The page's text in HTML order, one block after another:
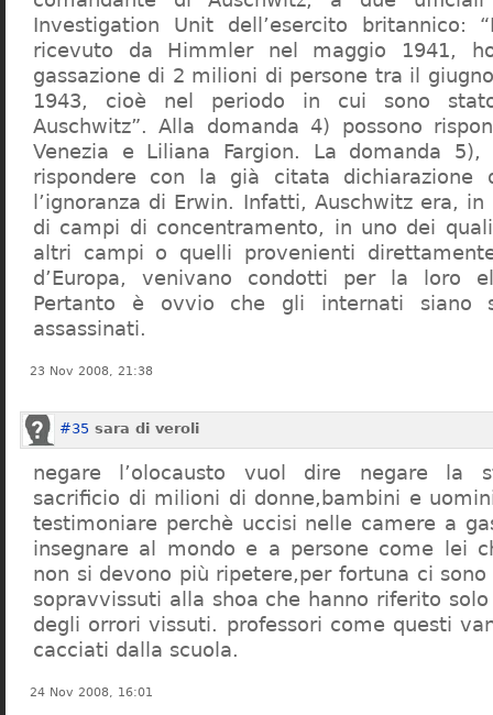
Investigation Unit dell’esercito britannico:
ricevuto da Himmler nel maggio 1941,
gassazione di 2 milioni di persone tra il
1943, cioè nel periodo in cui sono
Auschwitz”. Alla domanda 4) possono
Venezia e Liliana Fargion. La domanda
rispondere con la già citata dichiarazione
l’ignoranza di Erwin. Infatti, Auschwitz era,
di campi di concentramento, in uno dei
altri campi o quelli provenienti
d’Europa, venivano condotti per la loro
Pertanto è ovvio che gli internati siano
assassinati.
23 Nov 2008, 21:38
#35 sara di veroli
negare l’olocausto vuol dire negare la
sacrificio di milioni di donne,bambini e
testimoniare perchè uccisi nelle camere a
insegnare al mondo e a persone come lei
non si devono più ripetere,per fortuna ci
sopravvissuti alla shoa che hanno riferito
degli orrori vissuti. professori come questi
cacciati dalla scuola.
24 Nov 2008, 16:01